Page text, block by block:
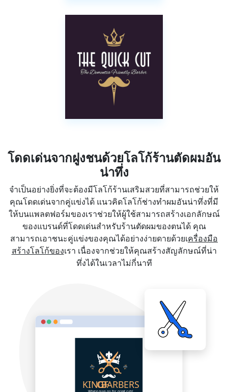
โดดเด่นจากฝูงชนด้วยโลโก้ร้านตัดผมอัน
น่าทึ่ง
จำเป็นอย่างยิ่งที่จะต้องมีโลโก้ร้านเสริมสวยที่สามารถช่วยให้
คุณโดดเด่นจากคู่แข่งได้ แนวคิดโลโก้ช่างทำผมอันน่าทึ่งที่มี
ให้บนแพลตฟอร์มของเราช่วยให้ผู้ใช้สามารถสร้างเอกลักษณ์
ของแบรนด์ที่โดดเด่นสำหรับร้านตัดผมของตนได้ คุณ
สามารถเอาชนะคู่แข่งของคุณได้อย่างง่ายดายด้วยเครื่องมือ
สร้างโลโก้ของเรา เนื่องจากช่วยให้คุณสร้างสัญลักษณ์ที่น่า
ทึ่งได้ในเวลาไม่กี่นาที